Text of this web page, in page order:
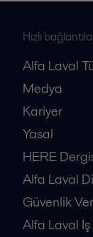
Hızlı
Alfa Laval
Medya
Kariyer
Yasal
HERE
Alfa Laval
Güvenlik
Alfa Laval